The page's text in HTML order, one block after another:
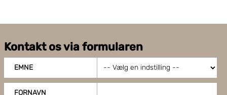
Kontakt os via formularen
EMNE
FORNAVN